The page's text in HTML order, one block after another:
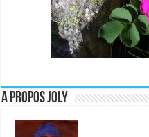
A propos JOLY